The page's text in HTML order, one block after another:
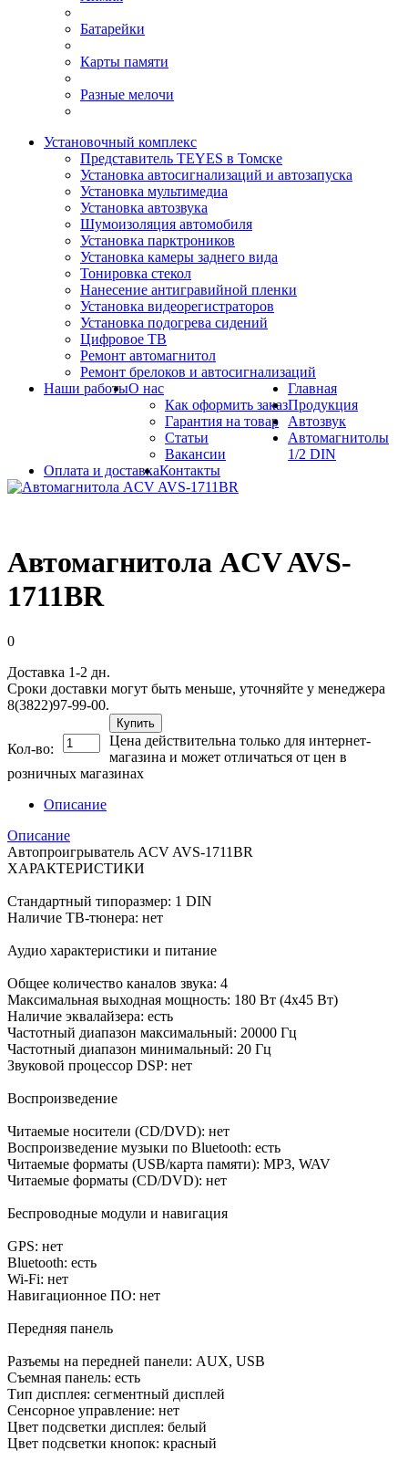
Батарейки
Карты памяти
Разные мелочи
Установочный комплекс
Представитель TEYES в Томске
Установка автосигнализаций и автозапуска
Установка мультимедиа
Установка автозвука
Шумоизоляция автомобиля
Установка парктроников
Установка камеры заднего вида
Тонировка стекол
Нанесение антигравийной пленки
Установка видеорегистраторов
Установка подогрева сидений
Цифровое ТВ
Ремонт автомагнитол
Ремонт брелоков и автосигнализаций
Наши работыО нас
Как оформить заказ
Гарантия на товар
Статьи
Вакансии
Оплата и доставкаКонтакты
Главная
Продукция
Автозвук
Автомагнитолы
1/2 DIN
Автомагнитола ACV AVS-
1711BR
0
Доставка 1-2 дн.
Сроки доставки могут быть меньше, уточняйте у менеджера
8(3822)97-99-00.
Кол-во:
Купить
Цена действительна только для интернет-
магазина и может отличаться от цен в
розничных магазинах
Описание
Описание
Автопроигрыватель ACV AVS-1711BR
ХАРАКТЕРИСТИКИ
Стандартный типоразмер: 1 DIN
Наличие ТВ-тюнера: нет
Аудио характеристики и питание
Общее количество каналов звука: 4
Максимальная выходная мощность: 180 Вт (4x45 Вт)
Наличие эквалайзера: есть
Частотный диапазон максимальный: 20000 Гц
Частотный диапазон минимальный: 20 Гц
Звуковой процессор DSP: нет
Воспроизведение
Читаемые носители (CD/DVD): нет
Воспроизведение музыки по Bluetooth: есть
Читаемые форматы (USB/карта памяти): MP3, WAV
Читаемые форматы (CD/DVD): нет
Беспроводные модули и навигация
GPS: нет
Bluetooth: есть
Wi-Fi: нет
Навигационное ПО: нет
Передняя панель
Разъемы на передней панели: AUX, USB
Съемная панель: есть
Тип дисплея: сегментный дисплей
Сенсорное управление: нет
Цвет подсветки дисплея: белый
Цвет подсветки кнопок: красный